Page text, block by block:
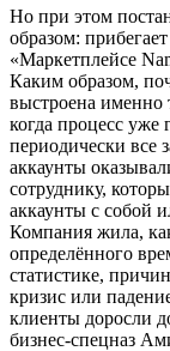
Но при этом
образом:
«Маркетплейсе
Каким образом,
выстроена именно
когда процесс уже
периодически все
аккаунты
сотруднику,
аккаунты с собой
Компания жила,
определённого
статистике,
кризис или
клиенты доросли
бизнес-спецназ